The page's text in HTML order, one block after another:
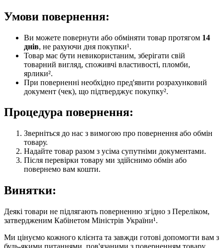
Умови повернення:
Ви можете повернути або обміняти товар протягом 14
днів, не рахуючи дня покупки¹.
Товар має бути невикористаним, зберігати свій
товарний вигляд, споживчі властивості, пломби,
ярлики².
При поверненні необхідно пред'явити розрахунковий
документ (чек), що підтверджує покупку².
Процедура повернення:
Зверніться до нас з вимогою про повернення або обмін
товару.
Надайте товар разом з усіма супутніми документами.
Після перевірки товару ми здійснимо обмін або
повернемо вам кошти.
Винятки:
Деякі товари не підлягають поверненню згідно з Переліком,
затвердженим Кабінетом Міністрів України¹.
Ми цінуємо кожного клієнта та завжди готові допомогти вам з